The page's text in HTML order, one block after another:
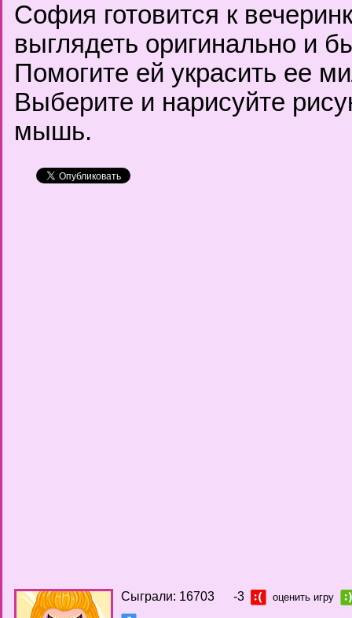
София готовится к
выглядеть оригинально и
Помогите ей украсить ее
Выберите и нарисуйте
мышь.
Сыграли: 16703 -3
оценить игру